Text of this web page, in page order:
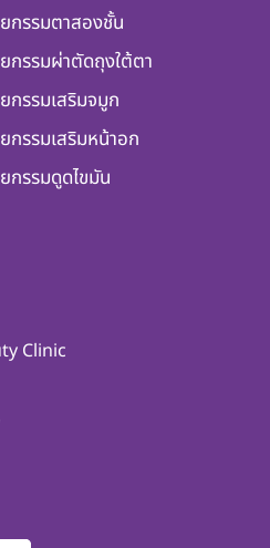
กรรมตาสองชั้น
กรรมผ่าตัดถุงใต้ตา
กรรมเสริมจมูก
กรรมเสริมหน้าอก
กรรมดูดไขมัน
Clinic